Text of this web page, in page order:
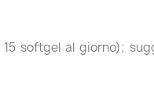
softgel al giorno);